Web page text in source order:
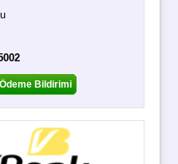
Bildirimi